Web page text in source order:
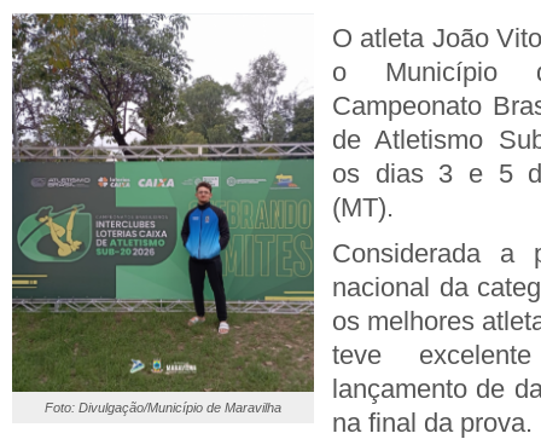
Foto: Divulgação/Município de Maravilha
O atleta João
o Município
Campeonato
de Atletismo
os dias 3 e 5
(MT).
Considerada a
nacional da
os melhores
teve
lançamento de
na final da prova.